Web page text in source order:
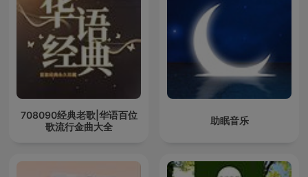
708090经典老歌|华语百位
歌流行金曲大全
助眠音乐